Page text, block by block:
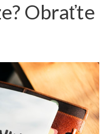
Obraťte